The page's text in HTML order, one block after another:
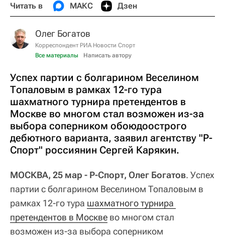
Читать в МАКС Дзен
Олег Богатов
Корреспондент РИА Новости Спорт
Все материалы
Написать автору
Успех партии с болгарином Веселином
Топаловым в рамках 12-го тура
шахматного турнира претендентов в
Москве во многом стал возможен из-за
выбора соперником обоюдоострого
дебютного варианта, заявил агентству "Р-
Спорт" россиянин Сергей Карякин.
МОСКВА, 25 мар - Р-Спорт, Олег Богатов. Успех
партии с болгарином Веселином Топаловым в
рамках 12-го тура шахматного турнира
претендентов в Москве во многом стал
возможен из-за выбора соперником